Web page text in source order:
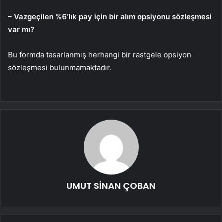
– Vazgeçilen %6’lık pay için bir alım opsiyonu sözleşmesi
var mı?
Bu formda tasarlanmış herhangi bir rastgele opsiyon
sözleşmesi bulunmamaktadır.
UMUT SİNAN ÇOBAN